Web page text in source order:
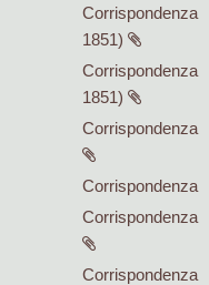
Corrispondenza
1851)
Corrispondenza
1851)
Corrispondenza
Corrispondenza
Corrispondenza
Corrispondenza